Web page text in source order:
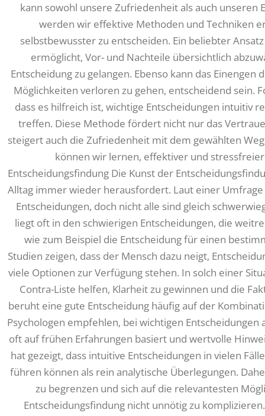
kann sowohl unsere Zufriedenheit als auch unseren
werden wir effektive Methoden und Techniken
selbstbewusster zu entscheiden. Ein beliebter
ermöglicht, Vor- und Nachteile übersichtlich
Entscheidung zu gelangen. Ebenso kann das
Möglichkeiten verloren zu gehen, entscheidend sein.
dass es hilfreich ist, wichtige Entscheidungen intuitiv
treffen. Diese Methode fördert nicht nur das
steigert auch die Zufriedenheit mit dem gewählten
können wir lernen, effektiver und
Entscheidungsfindung Die Kunst der
Alltag immer wieder herausfordert. Laut einer
Entscheidungen, doch nicht alle sind gleich
liegt oft in den schwierigen Entscheidungen, die
wie zum Beispiel die Entscheidung für einen
Studien zeigen, dass der Mensch dazu neigt,
viele Optionen zur Verfügung stehen. In solch einer
Contra-Liste helfen, Klarheit zu gewinnen und die
beruht eine gute Entscheidung häufig auf der
Psychologen empfehlen, bei wichtigen Entscheidungen
oft auf frühen Erfahrungen basiert und wertvolle
hat gezeigt, dass intuitive Entscheidungen in vielen
führen können als rein analytische Überlegungen.
zu begrenzen und sich auf die relevantesten
Entscheidungsfindung nicht unnötig zu